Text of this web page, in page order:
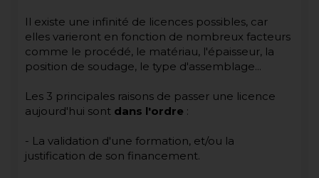
Il existe une infinité de licences possibles, car
elles varieront en fonction de nombreux facteurs
comme le procédé, le matériau, l'épaisseur, la
position de soudage, le type d'assemblage...
Les 3 principales raisons de passer une licence
aujourd'hui sont dans l'ordre :
- La validation d'une formation, et/ou la
justification de son financement.